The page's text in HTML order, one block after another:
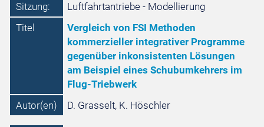
Sitzung:
Luftfahrtantriebe - Modellierung
Titel
Vergleich von FSI Methoden
kommerzieller integrativer Programme
gegenüber inkonsistenten Lösungen
am Beispiel eines Schubumkehrers im
Flug-Triebwerk
Autor(en)
D. Grasselt, K. Höschler